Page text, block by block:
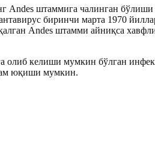
Andes штаммига чалинган
биринчи марта 1970
Andes штамми айниқса
олиб келиши мумкин бўлган
юқиши мумкин.